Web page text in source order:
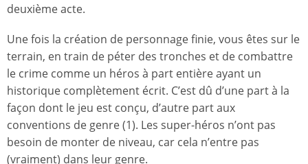
deuxième acte.
Une fois la création de personnage finie, vous êtes sur le
terrain, en train de péter des tronches et de combattre
le crime comme un héros à part entière ayant un
historique complètement écrit. C’est dû d’une part à la
façon dont le jeu est conçu, d’autre part aux
conventions de genre (1). Les super-héros n’ont pas
besoin de monter de niveau, car cela n’entre pas
(vraiment) dans leur genre.